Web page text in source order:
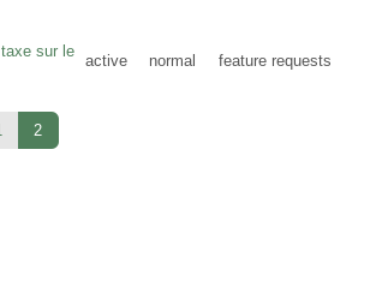
sur le
active normal feature requests
2